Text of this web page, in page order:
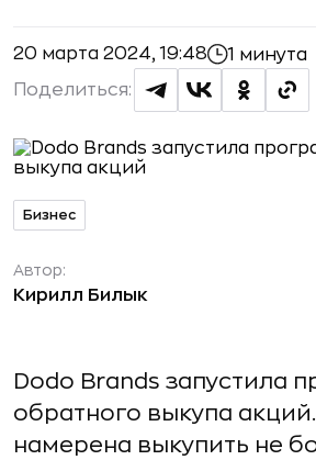
20 марта 2024, 19:48 1 минута
Поделиться:
Бизнес
Автор:
Кирилл Билык
Dodo Brands запустила
обратного выкупа
намерена выкупить не